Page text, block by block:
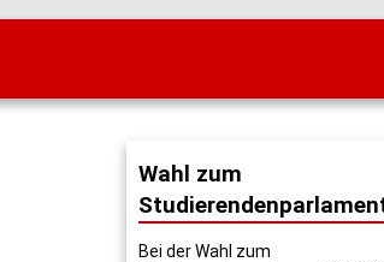
Wahl zum
Bei der Wahl zum